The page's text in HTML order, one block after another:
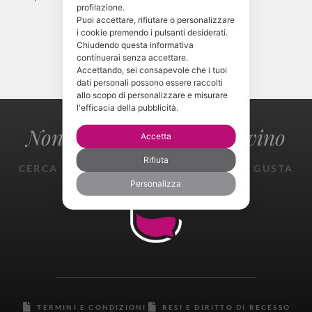
occasione.
CONTATTAMI!
Non perderti il gusto del vino
CERCA TROVA ASSAGGIA SPERIMENTA GUSTA
GIOISCI
TERMINI E CONDIZIONI RESI E DIRITTO DI RECESSO
profilazione.
Puoi accettare, rifiutare o personalizzare
i cookie premendo i pulsanti desiderati.
Chiudendo questa informativa
continuerai senza accettare.
Accettando, sei consapevole che i tuoi
dati personali possono essere raccolti
allo scopo di personalizzare e misurare
l'efficacia della pubblicità.
Accetta
Rifiuta
Personalizza